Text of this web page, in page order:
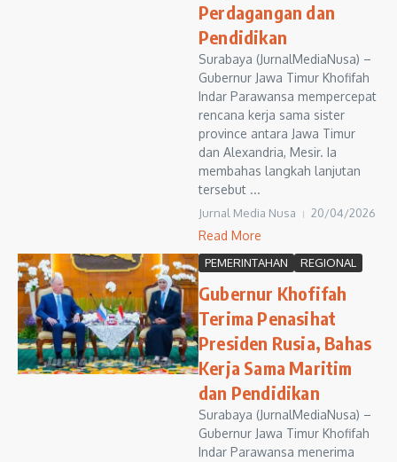
Perdagangan dan
Pendidikan
Surabaya (JurnalMediaNusa) –
Gubernur Jawa Timur Khofifah
Indar Parawansa mempercepat
rencana kerja sama sister
province antara Jawa Timur
dan Alexandria, Mesir. Ia
membahas langkah lanjutan
tersebut ...
Jurnal Media Nusa 20/04/2026
Read More
PEMERINTAHAN REGIONAL
Gubernur Khofifah
Terima Penasihat
Presiden Rusia, Bahas
Kerja Sama Maritim
dan Pendidikan
Surabaya (JurnalMediaNusa) –
Gubernur Jawa Timur Khofifah
Indar Parawansa menerima